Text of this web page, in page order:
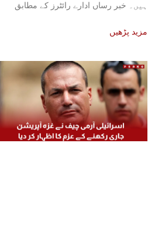
ہیں۔ خبر رساں ادارے رائٹرز کے مطابق
علاقائی ذرائع نے بتایا
مزید پڑھیں